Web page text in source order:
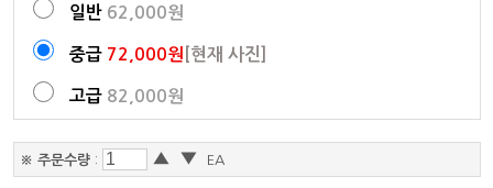
일반 62,000원
중급 72,000원 [현재 사진]
고급 82,000원
※ 주문수량: ▲ ▼ EA